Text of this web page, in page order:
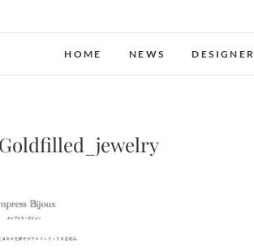
HOME NEWS DESIGNER